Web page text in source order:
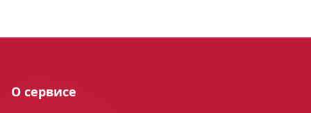
О сервисе